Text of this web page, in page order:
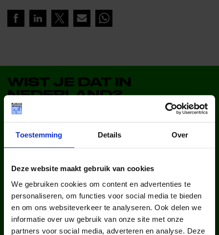
Toestemming Details Over
Deze website maakt gebruik van cookies
We gebruiken cookies om content en advertenties te
personaliseren, om functies voor social media te bieden
en om ons websiteverkeer te analyseren. Ook delen we
informatie over uw gebruik van onze site met onze
partners voor social media, adverteren en analyse. Deze
WIST JE DAT IN
NEDERLAND?
kinderen en jongeren werden in
2025 via ons lid van een club.